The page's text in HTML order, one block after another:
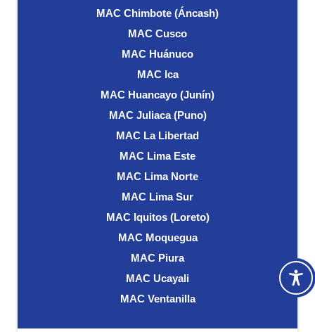
MAC Chimbote (Áncash)
MAC Cusco
MAC Huánuco
MAC Ica
MAC Huancayo (Junín)
MAC Juliaca (Puno)
MAC La Libertad
MAC Lima Este
MAC Lima Norte
MAC Lima Sur
MAC Iquitos (Loreto)
MAC Moquegua
MAC Piura
MAC Ucayali
MAC Ventanilla